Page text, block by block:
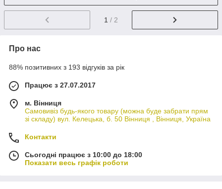
1 / 2
Про нас
88% позитивних з 193 відгуків за рік
Працює з 27.07.2017
м. Вінниця
Самовивіз будь-якого товару (можна буде забрати прям
зі складу) вул. Келецька, б. 50 Вінниця , Вінниця, Україна
Контакти
Сьогодні працює з 10:00 до 18:00
Показати весь графік роботи